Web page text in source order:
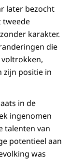
later bezocht
tweede
karakter.
die
zijn positie in
in de
ingenomen
talenten van
potentieel aan
was